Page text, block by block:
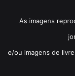
As imagens
e/ou imagens de